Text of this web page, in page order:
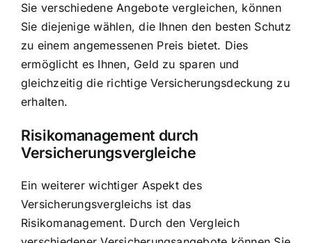
Sie verschiedene Angebote vergleichen, können
Sie diejenige wählen, die Ihnen den besten Schutz
zu einem angemessenen Preis bietet. Dies
ermöglicht es Ihnen, Geld zu sparen und
gleichzeitig die richtige Versicherungsdeckung zu
erhalten.
Risikomanagement durch
Versicherungsvergleiche
Ein weiterer wichtiger Aspekt des
Versicherungsvergleichs ist das
Risikomanagement. Durch den Vergleich